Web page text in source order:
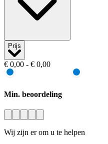
Prijs
€ 0,00 - € 0,00
Min. beoordeling
Wij zijn er om u te helpen